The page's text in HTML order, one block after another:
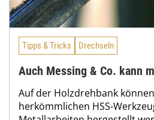
Tipps & Tricks Drechseln
Auch Messing & Co. kann
Auf der Holzdrehbank
herkömm­lichen HSS-